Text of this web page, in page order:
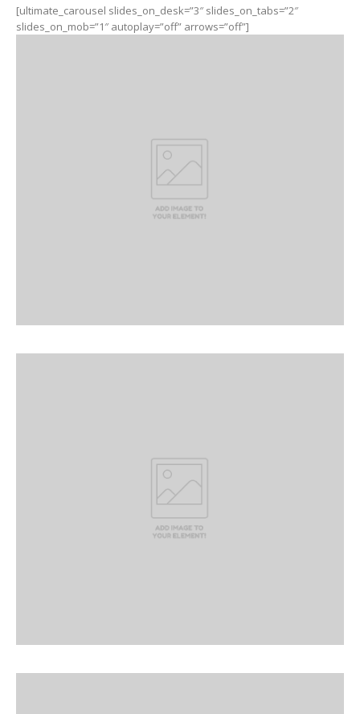
[ultimate_carousel slides_on_desk=”3″ slides_on_tabs=”2″
slides_on_mob=”1″ autoplay=”off” arrows=”off”]